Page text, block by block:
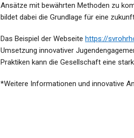
Ansätze mit bewährten Methoden zu
bildet dabei die Grundlage für eine
Das Beispiel der Webseite https://
Umsetzung innovativer
Praktiken kann die Gesellschaft eine
*Weitere Informationen und innovative